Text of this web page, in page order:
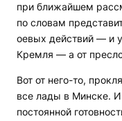
при ближайшем
по словам
оевых действий — и
Кремля — а от
Вот от него-то,
все лады в Минске.
постоянной